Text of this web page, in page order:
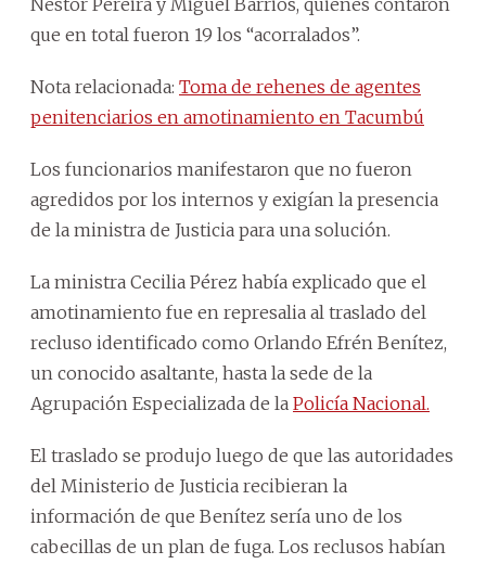
que en total fueron 19 los “acorralados”.
Nota relacionada: Toma de rehenes de agentes
penitenciarios en amotinamiento en Tacumbú
Los funcionarios manifestaron que no fueron
agredidos por los internos y exigían la presencia
de la ministra de Justicia para una solución.
La ministra Cecilia Pérez había explicado que el
amotinamiento fue en represalia al traslado del
recluso identificado como Orlando Efrén Benítez,
un conocido asaltante, hasta la sede de la
Agrupación Especializada de la Policía Nacional.
El traslado se produjo luego de que las autoridades
del Ministerio de Justicia recibieran la
información de que Benítez sería uno de los
cabecillas de un plan de fuga. Los reclusos habían